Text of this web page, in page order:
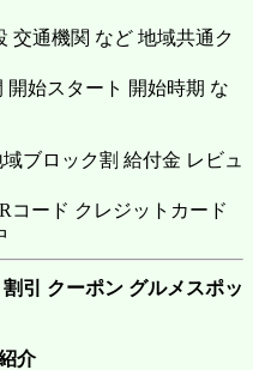
交通機関 など 地域共通ク
始スタート 開始時期 な
ブロック割 給付金 レビュ
コード クレジットカード
引 クーポン グルメスポッ
介